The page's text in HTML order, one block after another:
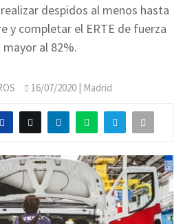
despidos al menos hasta
y completar el ERTE de fuerza
mayor al 82%.
16/07/2020 | Madrid